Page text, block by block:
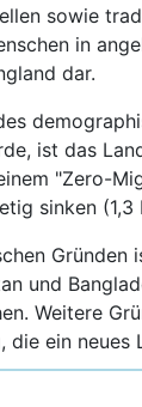
sowie
in
dar.
ist das
"Zero-
sinken
und
Weitere
die ein